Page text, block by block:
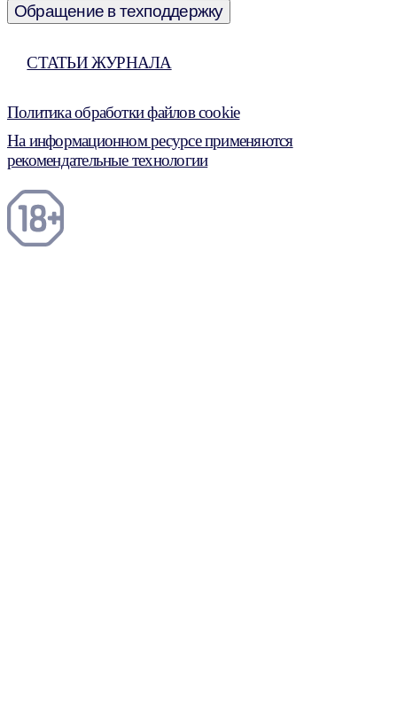
Обращение в техподдержку
СТАТЬИ ЖУРНАЛА
Политика обработки файлов cookie
На информационном ресурсе применяются
рекомендательные технологии